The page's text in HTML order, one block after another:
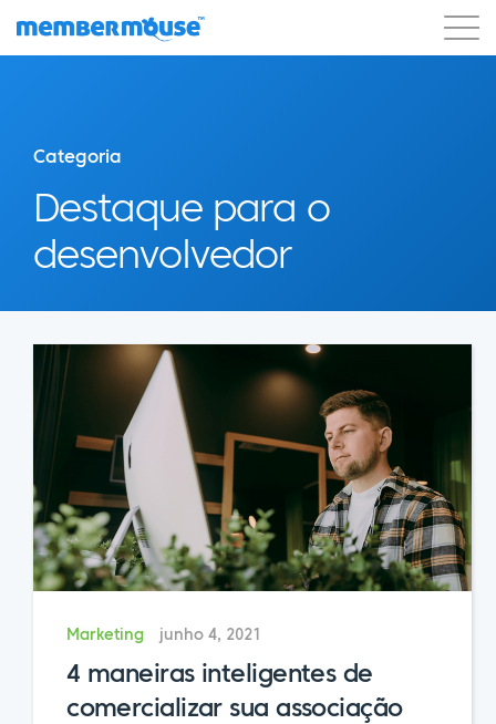
Categoria
Destaque para o
desenvolvedor
Marketing junho 4, 2021
4 maneiras inteligentes de
comercializar sua associação